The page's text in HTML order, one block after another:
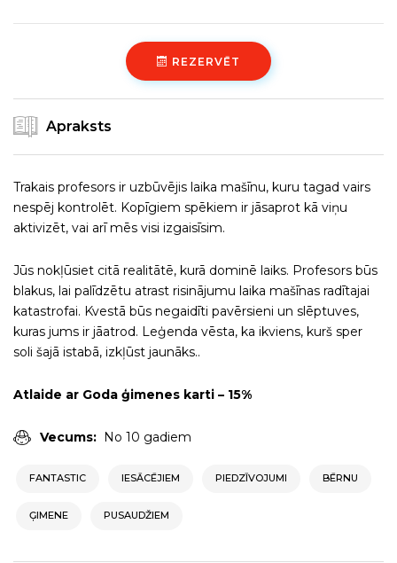
REZERVĒT
Apraksts
Trakais profesors ir uzbūvējis laika mašīnu, kuru tagad vairs
nespēj kontrolēt. Kopīgiem spēkiem ir jāsaprot kā viņu
aktivizēt, vai arī mēs visi izgaisīsim.
Jūs nokļūsiet citā realitātē, kurā dominē laiks. Profesors būs
blakus, lai palīdzētu atrast risinājumu laika mašīnas radītajai
katastrofai. Kvestā būs negaidīti pavērsieni un slēptuves,
kuras jums ir jāatrod. Leģenda vēsta, ka ikviens, kurš sper
soli šajā istabā, izkļūst jaunāks..
Atlaide ar Goda ģimenes karti – 15%
Vecums: No 10 gadiem
FANTASTIC IESĀCĒJIEM PIEDZĪVOJUMI BĒRNU
ĢIMENE PUSAUDŽIEM